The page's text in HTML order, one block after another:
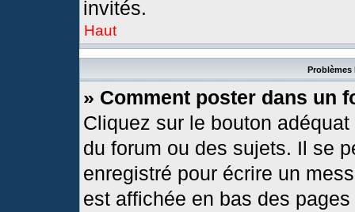
invités.
Haut
Problèmes
» Comment poster dans un
Cliquez sur le bouton
du forum ou des sujets. Il se
enregistré pour écrire un
est affichée en bas des